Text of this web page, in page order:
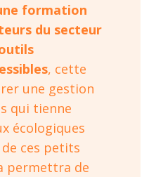
formation
du secteur
, cette
une gestion
qui tienne
écologiques
ces petits
permettra de